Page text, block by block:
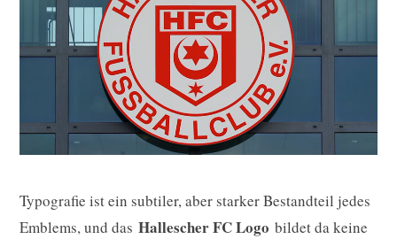
Typografie ist ein subtiler, aber starker Bestandteil jedes
Emblems, und das Hallescher FC Logo bildet da keine